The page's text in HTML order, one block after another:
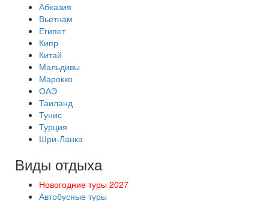
Абхазия
Вьетнам
Египет
Кипр
Китай
Мальдивы
Марокко
ОАЭ
Таиланд
Тунис
Турция
Шри-Ланка
Виды отдыха
Новогодние туры 2027
Автобусные туры